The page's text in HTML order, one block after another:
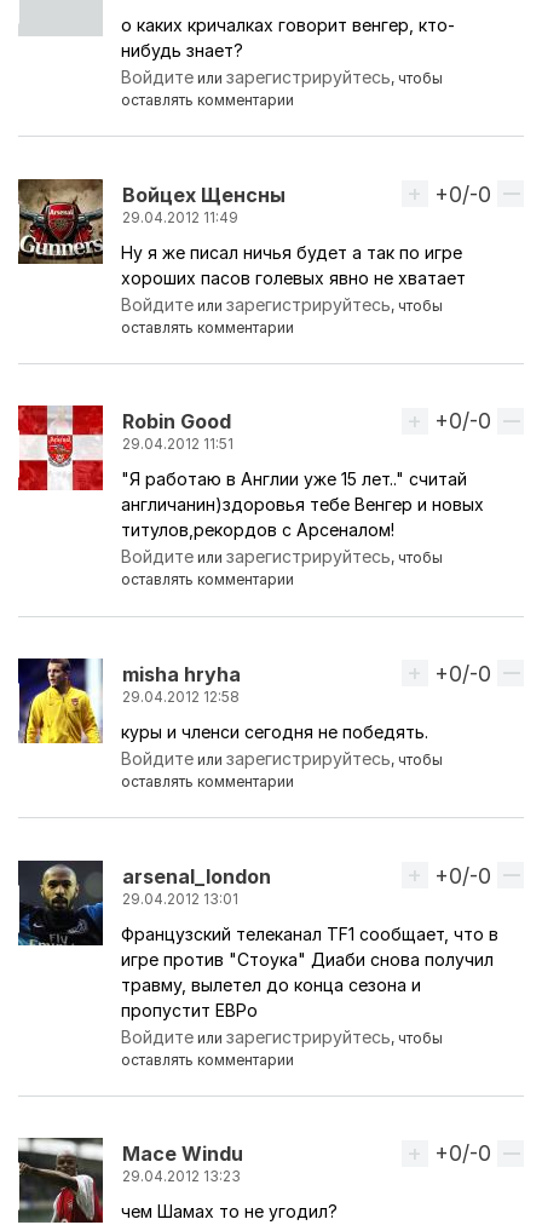
о каких кричалках говорит венгер, кто-
нибудь знает?
Войдите илизарегистрируйтесь, чтобы
оставлять комментарии
Войцех Щенсны
29.04.2012 11:49
Вверх
+0/-0
Ну я же писал ничья будет а так по игре
хороших пасов голевых явно не хватает
Войдите илизарегистрируйтесь, чтобы
оставлять комментарии
Robin Good
29.04.2012 11:51
Вверх
+0/-0
"Я работаю в Англии уже 15 лет.." считай
англичанин)здоровья тебе Венгер и новых
титулов,рекордов с Арсеналом!
Войдите илизарегистрируйтесь, чтобы
оставлять комментарии
misha hryha
29.04.2012 12:58
Вверх
+0/-0
куры и членси сегодня не победять.
Войдите илизарегистрируйтесь, чтобы
оставлять комментарии
arsenal_london
29.04.2012 13:01
Вверх
+0/-0
Французский телеканал TF1 сообщает, что в
игре против "Стоука" Диаби снова получил
травму, вылетел до конца сезона и
пропустит ЕВРо
Войдите илизарегистрируйтесь, чтобы
оставлять комментарии
Mace Windu
29.04.2012 13:23
Вверх
+0/-0
чем Шамах то не угодил?